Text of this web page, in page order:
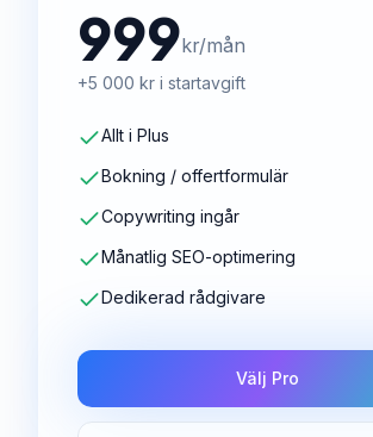
999kr/mån
+5 000 kr i startavgift
Allt i Plus
Bokning / offertformulär
Copywriting ingår
Månatlig SEO-optimering
Dedikerad rådgivare
Välj Pro